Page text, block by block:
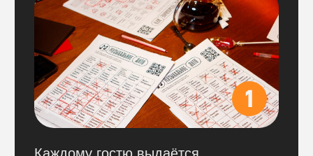
Цена указана за весь стол,больше
ничего доплачивать не нужно, все
участники за столом проходят
по одному
билету.